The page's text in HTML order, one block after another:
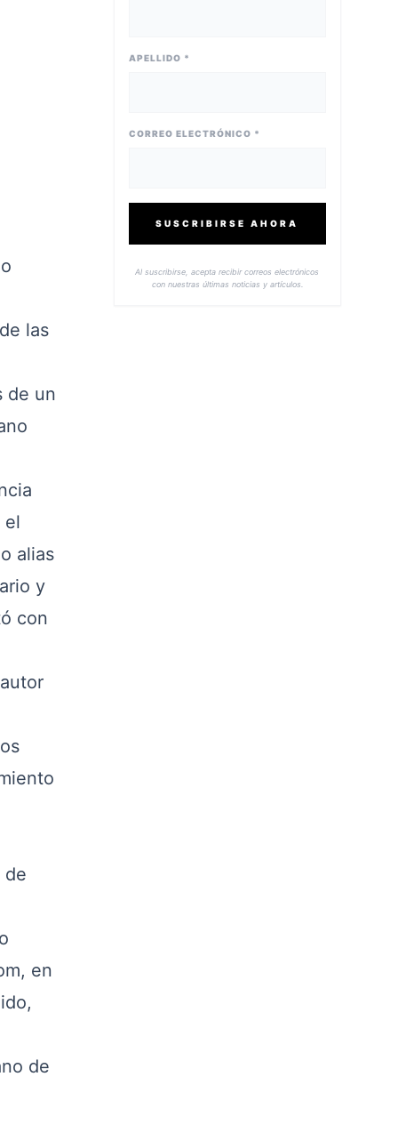
las
de un
el
alias
y
con
de
en
de
APELLIDO *
CORREO ELECTRÓNICO *
SUSCRIBIRSE AHORA
Al suscribirse, acepta recibir correos electrónicos
con nuestras últimas noticias y artículos.